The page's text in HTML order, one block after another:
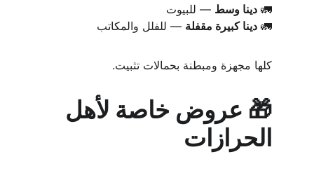
🚛 دينا وسط — للبيوت
🚛 دينا كبيرة مقفلة — للفلل والمكاتب
كلها مجهزة ومبطنة بحمالات تثبيت.
🎁 عروض خاصة لأهل
الحرازات